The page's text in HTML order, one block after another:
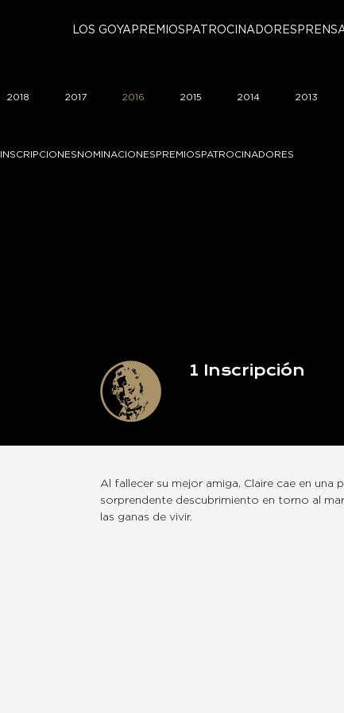
LOS GOYA PREMIOS PATROCINADORES
2018 2017 2016 2015 2014 2013
INSCRIPCIONESNOMINACIONESPREMIOSPATROCINADORES
1 Inscripción
Al fallecer su mejor amiga, Claire cae en una
sorprendente descubrimiento en torno al
las ganas de vivir.